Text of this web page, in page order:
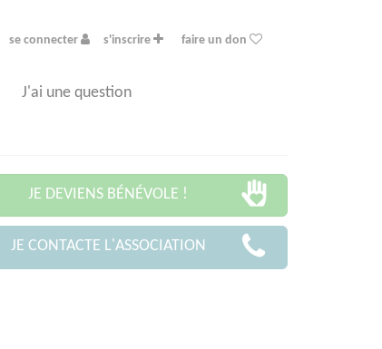
se connecter s'inscrire faire un don
J'ai une question
JE DEVIENS BÉNÉVOLE !
JE CONTACTE L'ASSOCIATION